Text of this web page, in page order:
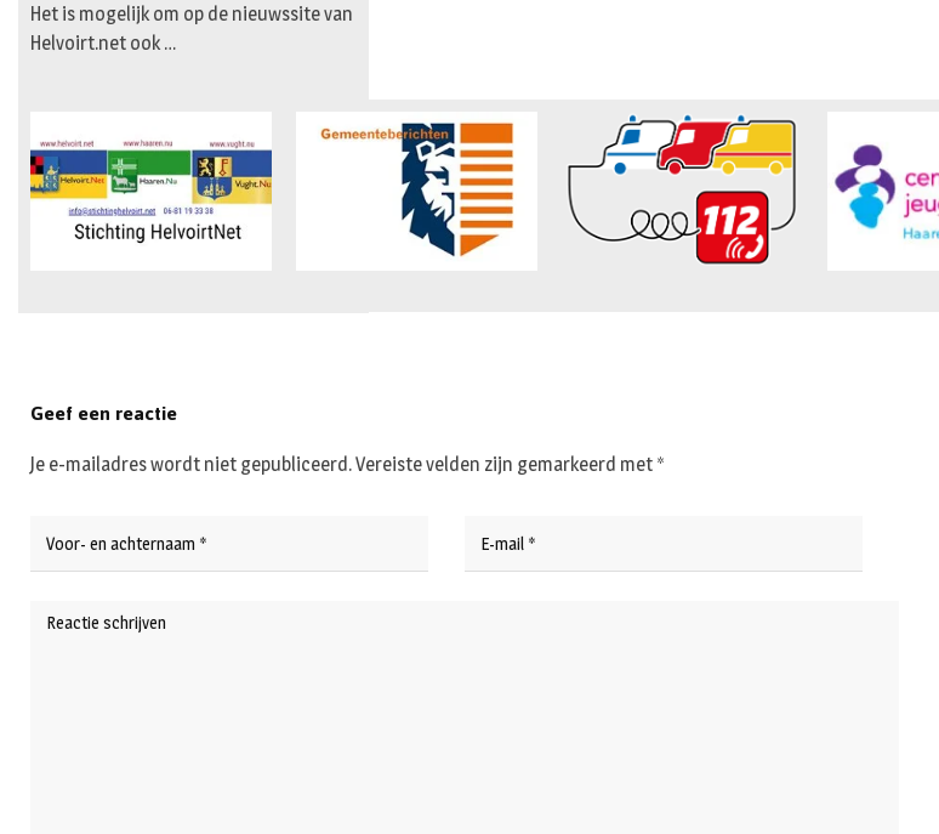
Het is mogelijk om op de nieuwssite van
Helvoirt.net ook …
Geef een reactie
Je e-mailadres wordt niet gepubliceerd.Vereiste velden zijn gemarkeerd met *